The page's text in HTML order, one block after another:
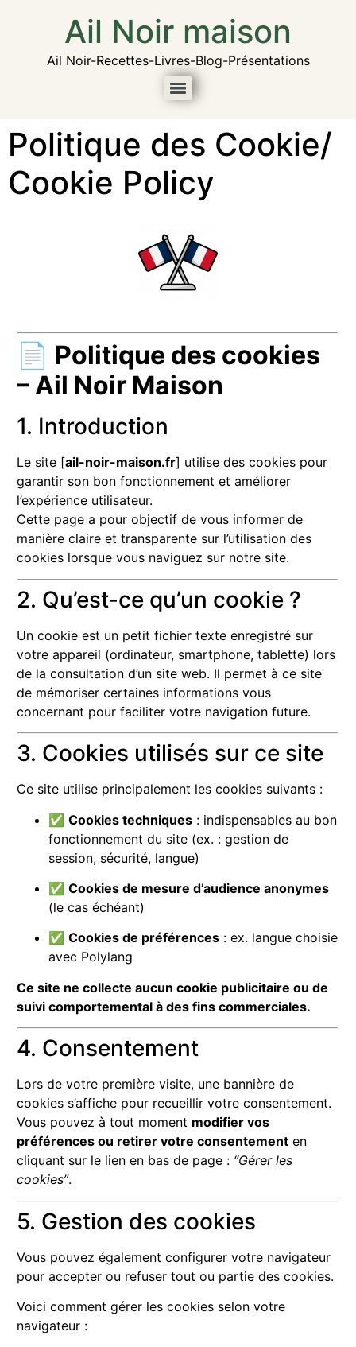
Ail Noir maison
Ail Noir-Recettes-Livres-Blog-Présentations
Politique des Cookie/
Cookie Policy
📄 Politique des cookies
– Ail Noir Maison
1. Introduction
Le site [ail-noir-maison.fr] utilise des cookies pour
garantir son bon fonctionnement et améliorer
l’expérience utilisateur.
Cette page a pour objectif de vous informer de
manière claire et transparente sur l’utilisation des
cookies lorsque vous naviguez sur notre site.
2. Qu’est-ce qu’un cookie ?
Un cookie est un petit fichier texte enregistré sur
votre appareil (ordinateur, smartphone, tablette) lors
de la consultation d’un site web. Il permet à ce site
de mémoriser certaines informations vous
concernant pour faciliter votre navigation future.
3. Cookies utilisés sur ce site
Ce site utilise principalement les cookies suivants :
✅ Cookies techniques : indispensables au bon
fonctionnement du site (ex. : gestion de
session, sécurité, langue)
✅ Cookies de mesure d’audience anonymes
(le cas échéant)
✅ Cookies de préférences : ex. langue choisie
avec Polylang
Ce site ne collecte aucun cookie publicitaire ou de
suivi comportemental à des fins commerciales.
4. Consentement
Lors de votre première visite, une bannière de
cookies s’affiche pour recueillir votre consentement.
Vous pouvez à tout moment modifier vos
préférences ou retirer votre consentement en
cliquant sur le lien en bas de page : “Gérer les
cookies”.
5. Gestion des cookies
Vous pouvez également configurer votre navigateur
pour accepter ou refuser tout ou partie des cookies.
Voici comment gérer les cookies selon votre
navigateur :